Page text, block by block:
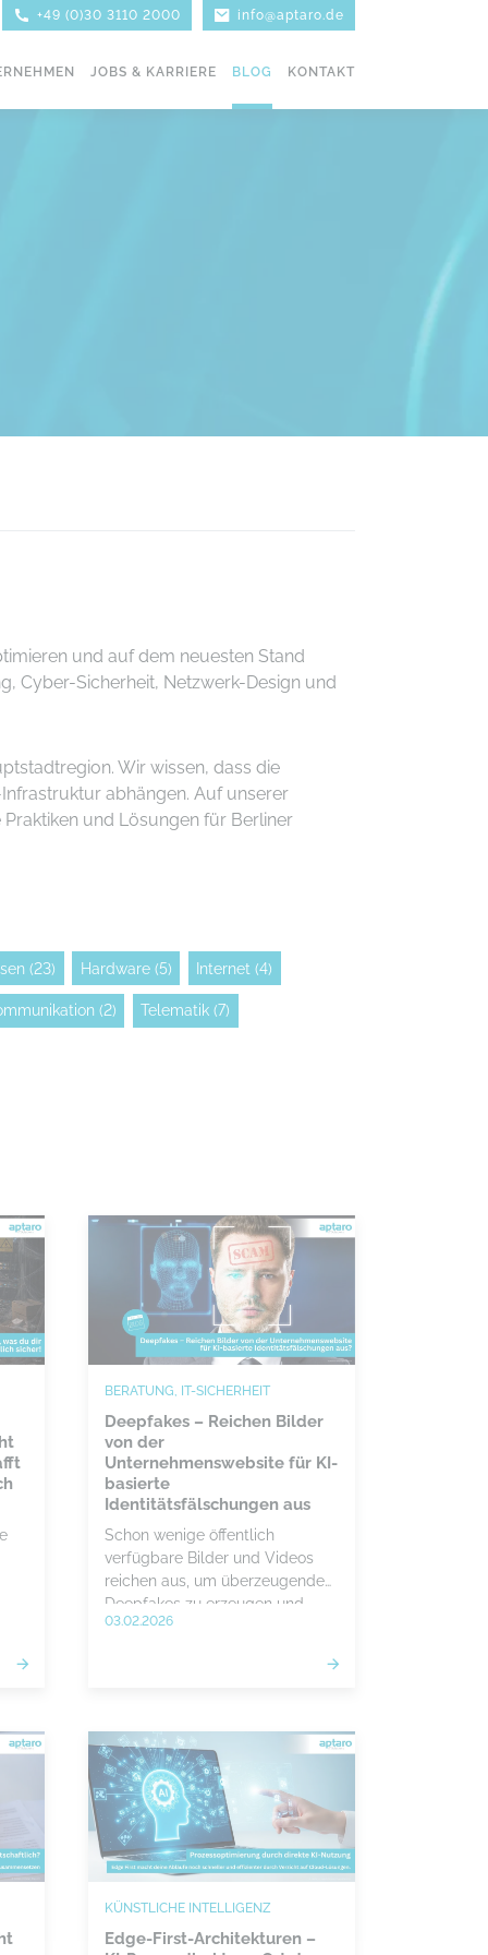
+49 (0)30 3110 2000 info@aptaro.de
JOBS & KARRIERE BLOG KONTAKT
und auf dem neuesten Stand
Cyber-Sicherheit, Netzwerk-Design und
Wir wissen, dass die
abhängen. Auf unserer
und Lösungen für Berliner
(23) Hardware (5) Internet (4)
(2) Telematik (7)
BERATUNG, IT-SICHERHEIT
Deepfakes – Reichen Bilder
von der
Unternehmenswebsite für KI-
basierte
Identitätsfälschungen aus
Schon wenige öffentlich
verfügbare Bilder und Videos
reichen aus, um überzeugende
Deepfakes zu erzeugen und
gezielte Betrugsangriffe
Schäden und
Reputationsverluste zu
vermeiden.
03.02.2026
KÜNSTLICHE INTELLIGENZ
Edge-First-Architekturen –